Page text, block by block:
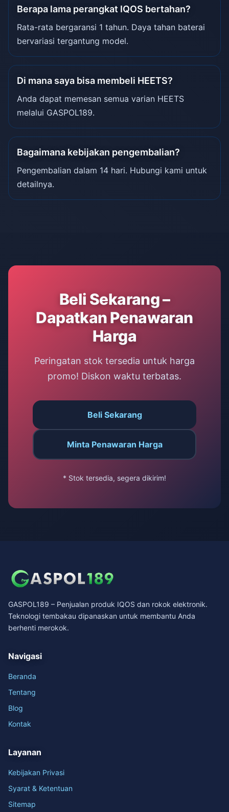
Berapa lama perangkat IQOS bertahan?
Rata-rata bergaransi 1 tahun. Daya tahan baterai
bervariasi tergantung model.
Di mana saya bisa membeli HEETS?
Anda dapat memesan semua varian HEETS
melalui GASPOL189.
Bagaimana kebijakan pengembalian?
Pengembalian dalam 14 hari. Hubungi kami untuk
detailnya.
Beli Sekarang –
Dapatkan Penawaran
Harga
Peringatan stok tersedia untuk harga
promo! Diskon waktu terbatas.
Beli Sekarang
Minta Penawaran Harga
* Stok tersedia, segera dikirim!
GASPOL189 – Penjualan produk IQOS dan rokok elektronik.
Teknologi tembakau dipanaskan untuk membantu Anda
berhenti merokok.
Navigasi
Beranda
Tentang
Blog
Kontak
Layanan
Kebijakan Privasi
Syarat & Ketentuan
Sitemap